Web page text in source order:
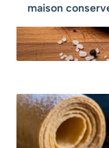
maison